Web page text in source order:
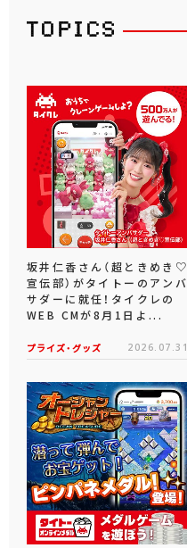
坂井仁香さん（超ときめき♡
宣伝部）がタイトーのアンバ
サダーに就任！タイクレの
WEB CMが8月1日よ...
プライズ・グッズ 2026.07.31